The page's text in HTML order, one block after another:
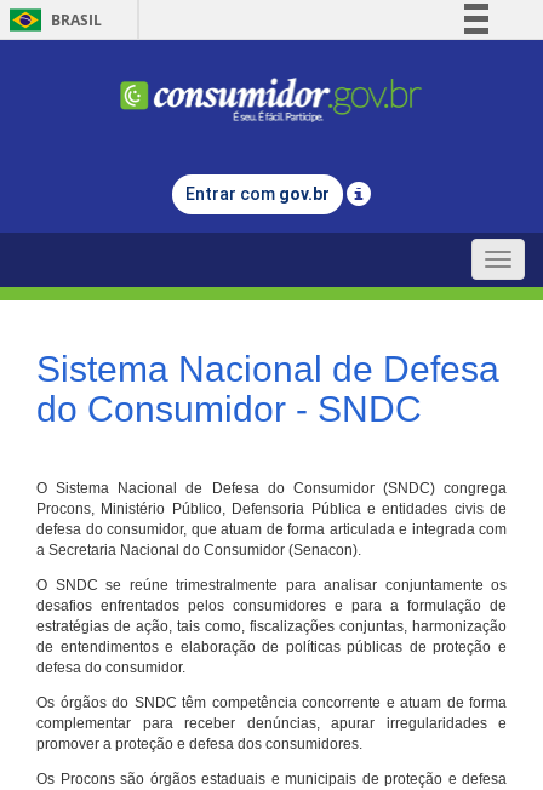
BRASIL
Comunica BR
Legislação
Entrar com gov.br
Toggle
Sistema Nacional de Defesa
do Consumidor - SNDC
O Sistema Nacional de Defesa do Consumidor (SNDC) congrega
Procons, Ministério Público, Defensoria Pública e entidades civis de
defesa do consumidor, que atuam de forma articulada e integrada com
a Secretaria Nacional do Consumidor (Senacon).
O SNDC se reúne trimestralmente para analisar conjuntamente os
desafios enfrentados pelos consumidores e para a formulação de
estratégias de ação, tais como, fiscalizações conjuntas, harmonização
de entendimentos e elaboração de políticas públicas de proteção e
defesa do consumidor.
Os órgãos do SNDC têm competência concorrente e atuam de forma
complementar para receber denúncias, apurar irregularidades e
promover a proteção e defesa dos consumidores.
Os Procons são órgãos estaduais e municipais de proteção e defesa